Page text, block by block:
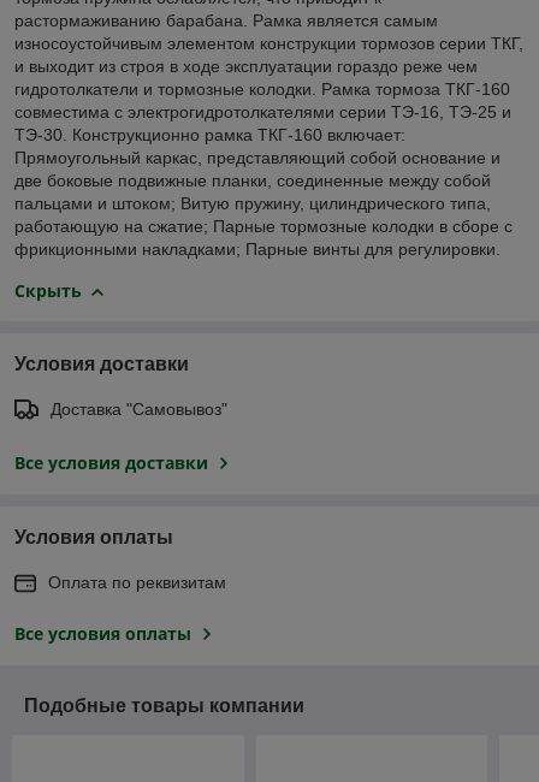
растормаживанию барабана. Рамка является самым
износоустойчивым элементом конструкции тормозов серии ТКГ,
и выходит из строя в ходе эксплуатации гораздо реже чем
гидротолкатели и тормозные колодки. Рамка тормоза ТКГ-160
совместима с электрогидротолкателями серии ТЭ-16, ТЭ-25 и
ТЭ-30. Конструкционно рамка ТКГ-160 включает:
Прямоугольный каркас, представляющий собой основание и
две боковые подвижные планки, соединенные между собой
пальцами и штоком; Витую пружину, цилиндрического типа,
работающую на сжатие; Парные тормозные колодки в сборе с
фрикционными накладками; Парные винты для регулировки.
Скрыть
Условия доставки
Доставка "Самовывоз"
Все условия доставки
Условия оплаты
Оплата по реквизитам
Все условия оплаты
Подобные товары компании